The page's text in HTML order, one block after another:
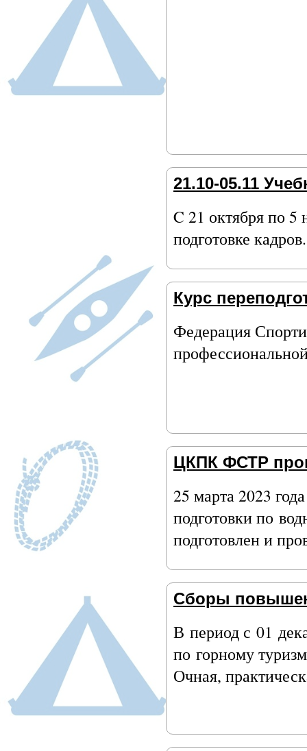
21.10-05.11
C 21 октября по
подготовке кадров.
Курс
Федерация
ЦКПК ФСТР
25 марта 2023
подготовки по
подготовлен и
Сборы
В период с 01
по горному
Очная,